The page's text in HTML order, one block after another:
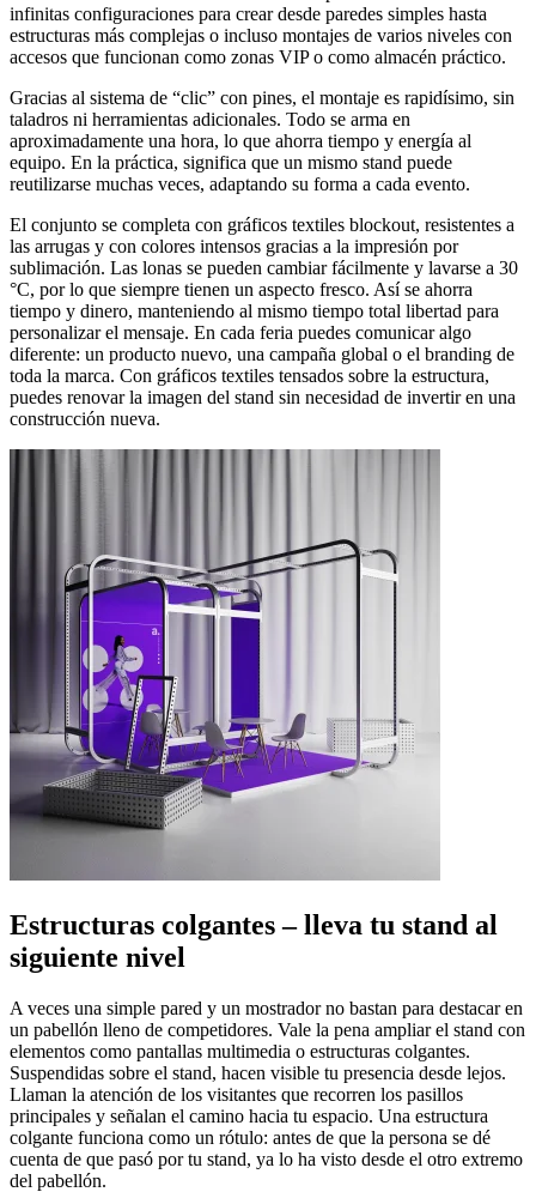
infinitas configuraciones para crear desde paredes simples hasta
estructuras más complejas o incluso montajes de varios niveles con
accesos que funcionan como zonas VIP o como almacén práctico.
Gracias al sistema de “clic” con pines, el montaje es rapidísimo, sin
taladros ni herramientas adicionales. Todo se arma en
aproximadamente una hora, lo que ahorra tiempo y energía al
equipo. En la práctica, significa que un mismo stand puede
reutilizarse muchas veces, adaptando su forma a cada evento.
El conjunto se completa con gráficos textiles blockout, resistentes a
las arrugas y con colores intensos gracias a la impresión por
sublimación. Las lonas se pueden cambiar fácilmente y lavarse a 30
°C, por lo que siempre tienen un aspecto fresco. Así se ahorra
tiempo y dinero, manteniendo al mismo tiempo total libertad para
personalizar el mensaje. En cada feria puedes comunicar algo
diferente: un producto nuevo, una campaña global o el branding de
toda la marca. Con gráficos textiles tensados sobre la estructura,
puedes renovar la imagen del stand sin necesidad de invertir en una
construcción nueva.
Estructuras colgantes – lleva tu stand al
siguiente nivel
A veces una simple pared y un mostrador no bastan para destacar en
un pabellón lleno de competidores. Vale la pena ampliar el stand con
elementos como pantallas multimedia o estructuras colgantes.
Suspendidas sobre el stand, hacen visible tu presencia desde lejos.
Llaman la atención de los visitantes que recorren los pasillos
principales y señalan el camino hacia tu espacio. Una estructura
colgante funciona como un rótulo: antes de que la persona se dé
cuenta de que pasó por tu stand, ya lo ha visto desde el otro extremo
del pabellón.